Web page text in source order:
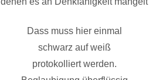
Dass muss hier einmal
schwarz auf weiß
protokolliert werden.